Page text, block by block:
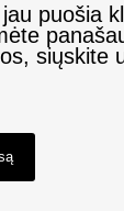
puošia
siųskite